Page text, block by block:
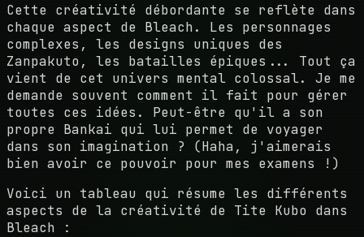
Cette créativité débordante se reflète dans
chaque aspect de Bleach. Les personnages
complexes, les designs uniques des
Zanpakuto, les batailles épiques... Tout ça
vient de cet univers mental colossal. Je me
demande souvent comment il fait pour gérer
toutes ces idées. Peut-être qu'il a son
propre Bankai qui lui permet de voyager
dans son imagination ? (Haha, j'aimerais
bien avoir ce pouvoir pour mes examens !)
Voici un tableau qui résume les différents
aspects de la créativité de Tite Kubo dans
Bleach :